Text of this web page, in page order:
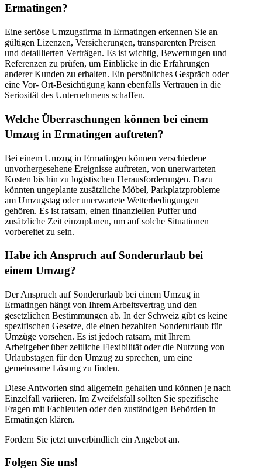
Ermatingen?
Eine seriöse Umzugsfirma in Ermatingen erkennen Sie an
gültigen Lizenzen, Versicherungen, transparenten Preisen
und detaillierten Verträgen. Es ist wichtig, Bewertungen und
Referenzen zu prüfen, um Einblicke in die Erfahrungen
anderer Kunden zu erhalten. Ein persönliches Gespräch oder
eine Vor- Ort-Besichtigung kann ebenfalls Vertrauen in die
Seriosität des Unternehmens schaffen.
Welche Überraschungen können bei einem
Umzug in Ermatingen auftreten?
Bei einem Umzug in Ermatingen können verschiedene
unvorhergesehene Ereignisse auftreten, von unerwarteten
Kosten bis hin zu logistischen Herausforderungen. Dazu
könnten ungeplante zusätzliche Möbel, Parkplatzprobleme
am Umzugstag oder unerwartete Wetterbedingungen
gehören. Es ist ratsam, einen finanziellen Puffer und
zusätzliche Zeit einzuplanen, um auf solche Situationen
vorbereitet zu sein.
Habe ich Anspruch auf Sonderurlaub bei
einem Umzug?
Der Anspruch auf Sonderurlaub bei einem Umzug in
Ermatingen hängt von Ihrem Arbeitsvertrag und den
gesetzlichen Bestimmungen ab. In der Schweiz gibt es keine
spezifischen Gesetze, die einen bezahlten Sonderurlaub für
Umzüge vorsehen. Es ist jedoch ratsam, mit Ihrem
Arbeitgeber über zeitliche Flexibilität oder die Nutzung von
Urlaubstagen für den Umzug zu sprechen, um eine
gemeinsame Lösung zu finden.
Diese Antworten sind allgemein gehalten und können je nach
Einzelfall variieren. Im Zweifelsfall sollten Sie spezifische
Fragen mit Fachleuten oder den zuständigen Behörden in
Ermatingen klären.
Fordern Sie jetzt unverbindlich ein Angebot an.
Folgen Sie uns!